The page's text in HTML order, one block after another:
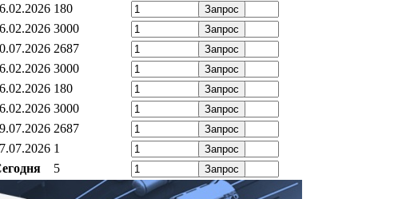
180 Запрос
3000 Запрос
2687 Запрос
3000 Запрос
180 Запрос
3000 Запрос
2687 Запрос
1 Запрос
5 Запрос